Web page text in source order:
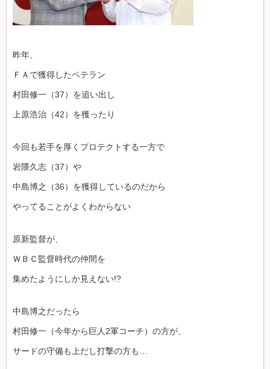
昨年、
ＦＡで獲得したベテラン
村田修一（37）を追い出し
上原浩治（42）を獲ったり
今回も若手を厚くプロテクトする一方で
岩隈久志（37）や
中島博之（36）を獲得しているのだから
やってることがよくわからない
原新監督が、
ＷＢＣ監督時代の仲間を
集めたようにしか見えない!?
中島博之だったら
村田修一（今年から巨人2軍コーチ）の方が、
サードの守備も上だし打撃の方も…